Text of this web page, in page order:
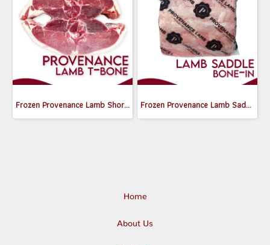
Frozen Provenance Lamb Shortloin (T-Bone) (1 inch thickness ; 4 pcs/pack) Frozen Provenance Lamb Saddle Bone-in (Whole) (1-1.2kg)
Home
About Us